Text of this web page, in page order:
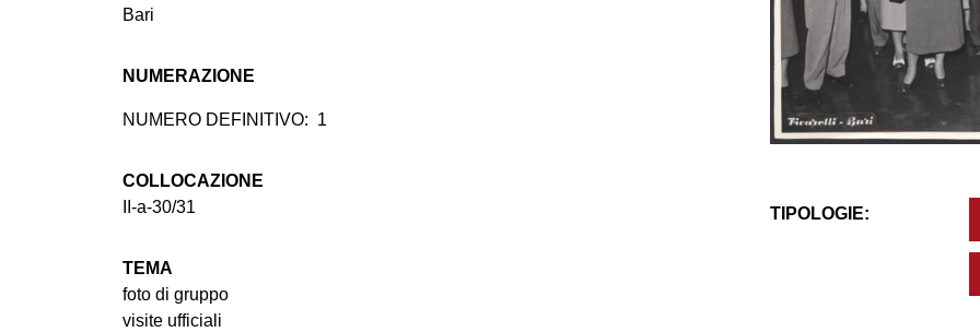
Bari
NUMERAZIONE
NUMERO DEFINITIVO: 1
COLLOCAZIONE
II-a-30/31
TEMA
foto di gruppo
visite ufficiali
TIPOLOGIE: